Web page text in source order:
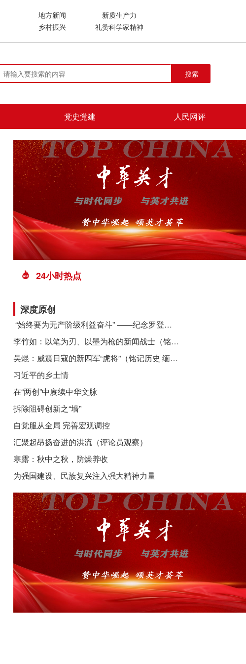
地方新闻
新质生产力
乡村振兴 礼赞科学家精神
搜索
党史党建 人民网评
24小时热点
深度原创
​ “始终要为无产阶级利益奋斗” ——纪念罗登贤同志诞辰120周年
李竹如：以笔为刃、以墨为枪的新闻战士（铭记历史 缅怀先烈·抗日英雄）
吴焜：威震日寇的新四军“虎将”（铭记历史 缅怀先烈·抗日英雄）
习近平的乡土情
在“两创”中赓续中华文脉
拆除阻碍创新之“墙”
自觉服从全局 完善宏观调控
汇聚起昂扬奋进的洪流（评论员观察）
寒露：秋中之秋，防燥养收
为强国建设、民族复兴注入强大精神力量